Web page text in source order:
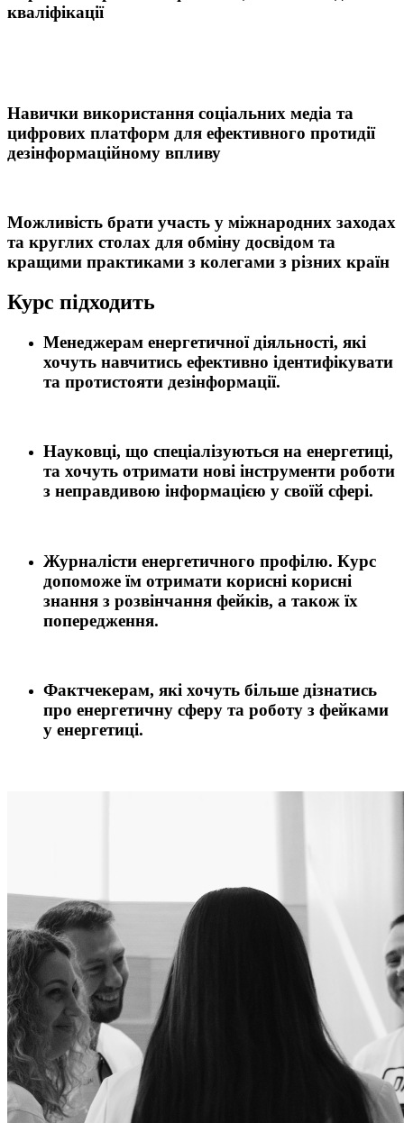
кваліфікації
Навички використання соціальних медіа та
цифрових платформ для ефективного протидії
дезінформаційному впливу
Можливість брати участь у міжнародних заходах
та круглих столах для обміну досвідом та
кращими практиками з колегами з різних країн
Курс підходить
Менеджерам енергетичної діяльності, які
хочуть навчитись ефективно ідентифікувати
та протистояти дезінформації.
Науковці, що спеціалізуються на енергетиці,
та хочуть отримати нові інструменти роботи
з неправдивою інформацією у своїй сфері.
Журналісти енергетичного профілю. Курс
допоможе їм отримати корисні корисні
знання з розвінчання фейків, а також їх
попередження.
Фактчекерам, які хочуть більше дізнатись
про енергетичну сферу та роботу з фейками
у енергетиці.